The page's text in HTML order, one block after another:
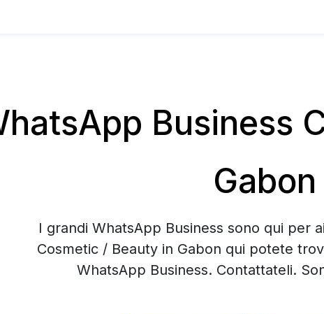
Business
Gabon
I grandi WhatsApp Business sono qui per
Cosmetic / Beauty in Gabon qui potete
WhatsApp Business. Contattateli.